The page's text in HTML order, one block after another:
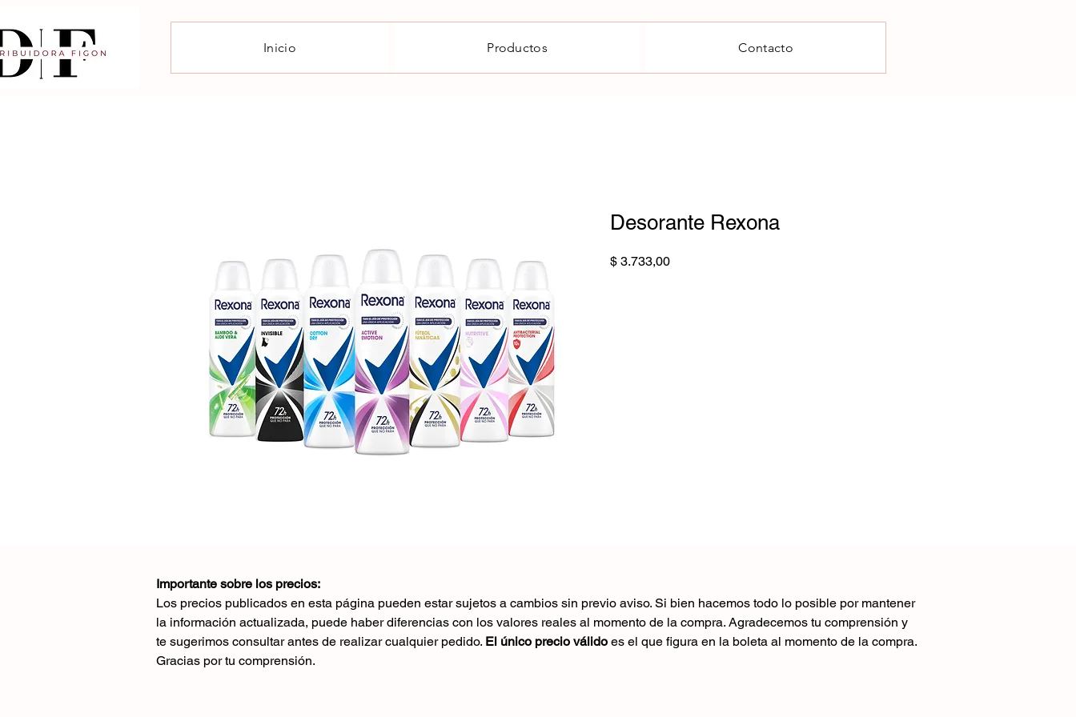
Inicio Productos Contacto
Desorante Rexona
$ 3.733,00Precio
Importante sobre los precios:
Los precios publicados en esta página pueden estar sujetos a cambios sin previo aviso. Si bien hacemos todo lo posible por mantener
la información actualizada, puede haber diferencias con los valores reales al momento de la compra. Agradecemos tu comprensión y
te sugerimos consultar antes de realizar cualquier pedido. El único precio válido es el que figura en la boleta al momento de la compra.
Gracias por tu comprensión.